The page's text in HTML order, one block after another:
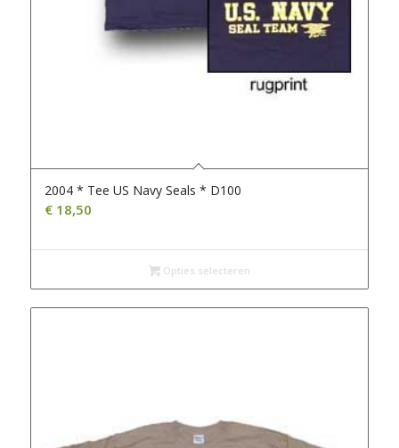
2004 * Tee US Navy Seals * D100
€18,50
Opties selecteren